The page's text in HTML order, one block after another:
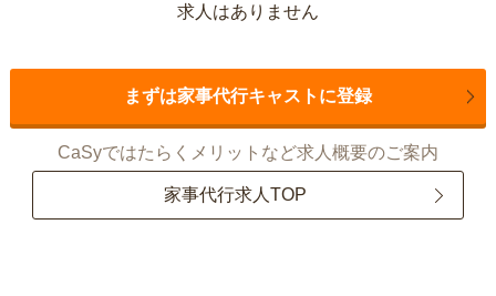
求人はありません
まずは家事代行キャストに登録
CaSyではたらくメリットなど求人概要のご案内
家事代行求人TOP